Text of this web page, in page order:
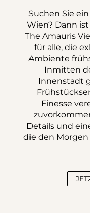
Suchen Sie
Wien? Dann
The Amauris
für alle, die
Ambiente
Inmitten
Innenstadt
Finesse
Details und
die den